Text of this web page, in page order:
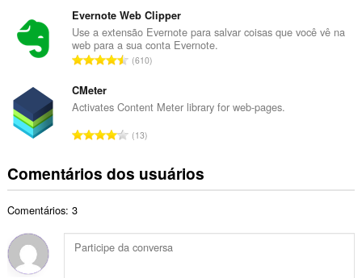
d
e
c
l
s
f
c
a
e
s
o
t
a
e
l
s
s
i
c
m
e
r
o
t
a
e
c
s
s
Evernote Web Clipper
Use a extensão Evernote para salvar coisas que você vê na
web para a sua conta Evernote.
N
e
o
o
t
d
e
610
CMeter
Activates Content Meter library for web-pages.
N
e
t
o
13
Comentários dos usuários
Comentários: 3